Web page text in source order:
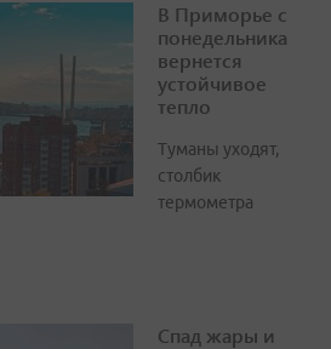
В Приморье с
понедельника
вернется
устойчивое
тепло
Туманы уходят,
столбик
термометра
Спад жары и